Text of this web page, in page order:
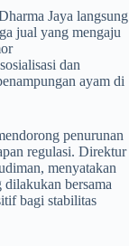
Jaya langsung
jual yang mengaju
dan
ayam di
penurunan
regulasi. Direktur
menyatakan
bersama
bagi stabilitas